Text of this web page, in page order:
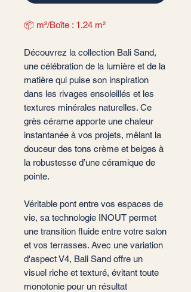
📦 m²/Boîte : 1,24 m²
Découvrez la collection Bali Sand,
une célébration de la lumière et de la
matière qui puise son inspiration
dans les rivages ensoleillés et les
textures minérales naturelles. Ce
grès cérame apporte une chaleur
instantanée à vos projets, mêlant la
douceur des tons crème et beiges à
la robustesse d’une céramique de
pointe.
Véritable pont entre vos espaces de
vie, sa technologie INOUT permet
une transition fluide entre votre salon
et vos terrasses. Avec une variation
d'aspect V4, Bali Sand offre un
visuel riche et texturé, évitant toute
monotonie pour un résultat